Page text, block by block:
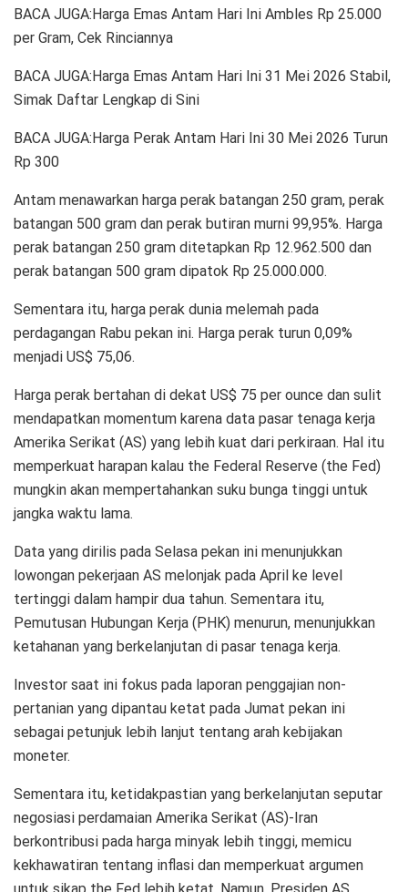
BACA JUGA:Harga Emas Antam Hari Ini Ambles Rp 25.000
per Gram, Cek Rinciannya
BACA JUGA:Harga Emas Antam Hari Ini 31 Mei 2026 Stabil,
Simak Daftar Lengkap di Sini
BACA JUGA:Harga Perak Antam Hari Ini 30 Mei 2026 Turun
Rp 300
Antam menawarkan harga perak batangan 250 gram, perak
batangan 500 gram dan perak butiran murni 99,95%. Harga
perak batangan 250 gram ditetapkan Rp 12.962.500 dan
perak batangan 500 gram dipatok Rp 25.000.000.
Sementara itu, harga perak dunia melemah pada
perdagangan Rabu pekan ini. Harga perak turun 0,09%
menjadi US$ 75,06.
Harga perak bertahan di dekat US$ 75 per ounce dan sulit
mendapatkan momentum karena data pasar tenaga kerja
Amerika Serikat (AS) yang lebih kuat dari perkiraan. Hal itu
memperkuat harapan kalau the Federal Reserve (the Fed)
mungkin akan mempertahankan suku bunga tinggi untuk
jangka waktu lama.
Data yang dirilis pada Selasa pekan ini menunjukkan
lowongan pekerjaan AS melonjak pada April ke level
tertinggi dalam hampir dua tahun. Sementara itu,
Pemutusan Hubungan Kerja (PHK) menurun, menunjukkan
ketahanan yang berkelanjutan di pasar tenaga kerja.
Investor saat ini fokus pada laporan penggajian non-
pertanian yang dipantau ketat pada Jumat pekan ini
sebagai petunjuk lebih lanjut tentang arah kebijakan
moneter.
Sementara itu, ketidakpastian yang berkelanjutan seputar
negosiasi perdamaian Amerika Serikat (AS)-Iran
berkontribusi pada harga minyak lebih tinggi, memicu
kekhawatiran tentang inflasi dan memperkuat argumen